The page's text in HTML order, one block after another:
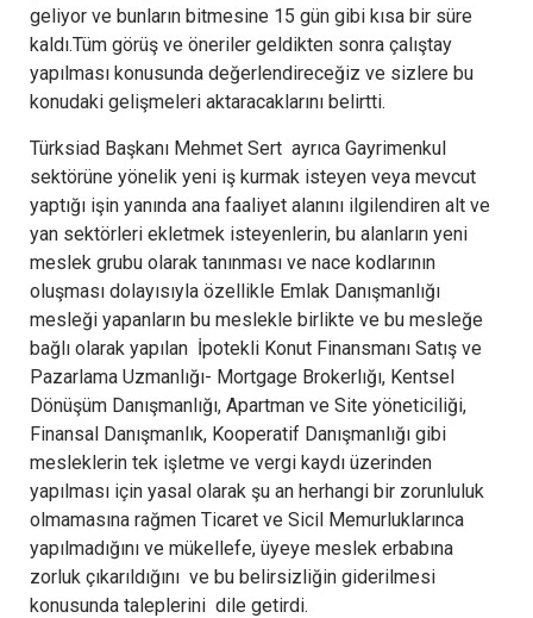
geliyor ve bunların bitmesine 15 gün gibi kısa bir süre
kaldı.Tüm görüş ve öneriler geldikten sonra çalıştay
yapılması konusunda değerlendireceğiz ve sizlere bu
konudaki gelişmeleri aktaracaklarını belirtti.
Türksiad Başkanı Mehmet Sert ayrıca Gayrimenkul
sektörüne yönelik yeni iş kurmak isteyen veya mevcut
yaptığı işin yanında ana faaliyet alanını ilgilendiren alt ve
yan sektörleri ekletmek isteyenlerin, bu alanların yeni
meslek grubu olarak tanınması ve nace kodlarının
oluşması dolayısıyla özellikle Emlak Danışmanlığı
mesleği yapanların bu meslekle birlikte ve bu mesleğe
bağlı olarak yapılan İpotekli Konut Finansmanı Satış ve
Pazarlama Uzmanlığı- Mortgage Brokerlığı, Kentsel
Dönüşüm Danışmanlığı, Apartman ve Site yöneticiliği,
Finansal Danışmanlık, Kooperatif Danışmanlığı gibi
mesleklerin tek işletme ve vergi kaydı üzerinden
yapılması için yasal olarak şu an herhangi bir zorunluluk
olmamasına rağmen Ticaret ve Sicil Memurluklarınca
yapılmadığını ve mükellefe, üyeye meslek erbabına
zorluk çıkarıldığını ve bu belirsizliğin giderilmesi
konusunda taleplerini dile getirdi.